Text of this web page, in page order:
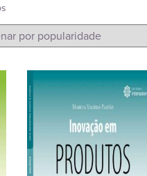
popularidade